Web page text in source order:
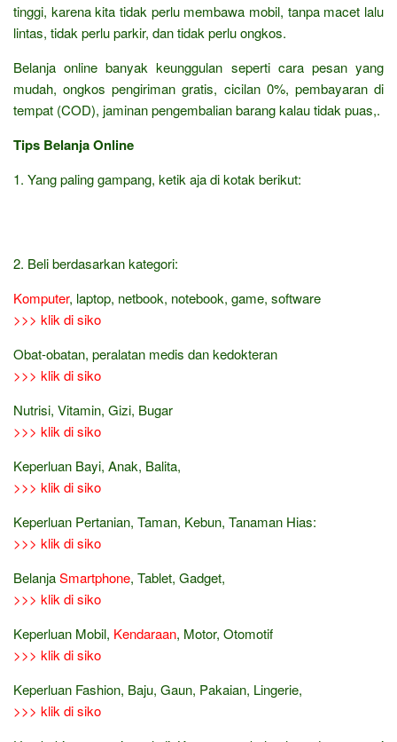
tinggi, karena kita tidak perlu membawa mobil, tanpa macet lalu
lintas, tidak perlu parkir, dan tidak perlu ongkos.
Belanja online banyak keunggulan seperti cara pesan yang
mudah, ongkos pengiriman gratis, cicilan 0%, pembayaran di
tempat (COD), jaminan pengembalian barang kalau tidak puas,.
Tips Belanja Online
1. Yang paling gampang, ketik aja di kotak berikut:
2. Beli berdasarkan kategori:
Komputer, laptop, netbook, notebook, game, software
>>> klik di siko
Obat-obatan, peralatan medis dan kedokteran
>>> klik di siko
Nutrisi, Vitamin, Gizi, Bugar
>>> klik di siko
Keperluan Bayi, Anak, Balita,
>>> klik di siko
Keperluan Pertanian, Taman, Kebun, Tanaman Hias:
>>> klik di siko
BelanjaSmartphone, Tablet, Gadget,
>>> klik di siko
Keperluan Mobil, Kendaraan, Motor, Otomotif
>>> klik di siko
Keperluan Fashion, Baju, Gaun, Pakaian, Lingerie,
>>> klik di siko